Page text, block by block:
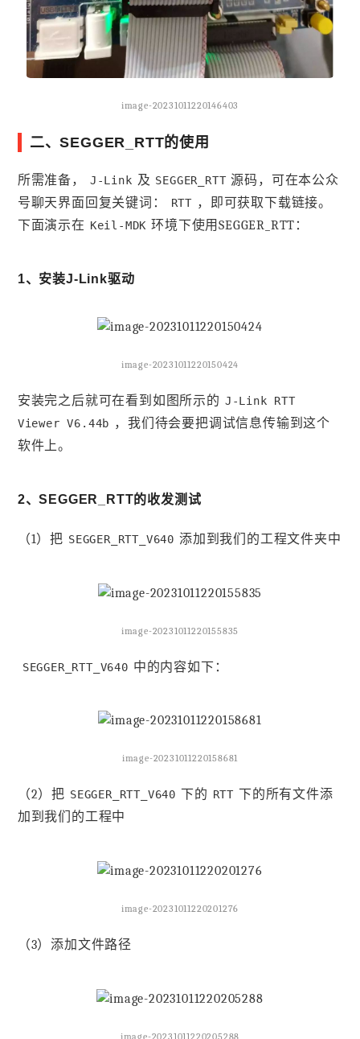
image-20231011220146403
二、SEGGER_RTT的使用
所需准备， J-Link 及 SEGGER_RTT 源码，可在本公众
号聊天界面回复关键词：
RTT ，即可获取下载链接。
下面演示在 Keil-MDK 环境下使用SEGGER_RTT：
1、安装J-Link驱动
image-20231011220150424
安装完之后就可在看到如图所示的 J-Link RTT
Viewer V6.44b ，我们待会要把调试信息传输到这个
软件上。
2、SEGGER_RTT的收发测试
（1）把 SEGGER_RTT_V640 添加到我们的工程文件夹中
image-20231011220155835
SEGGER_RTT_V640 中的内容如下：
image-20231011220158681
（2）把 SEGGER_RTT_V640 下的 RTT 下的所有文件添
加到我们的工程中
image-20231011220201276
（3）添加文件路径
image-20231011220205288